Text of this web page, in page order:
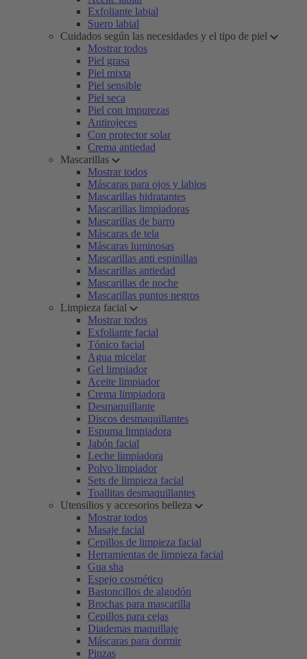
Exfoliante labial
Suero labial
Cuidados según las necesidades y el tipo de piel
Mostrar todos
Piel grasa
Piel mixta
Piel sensible
Piel seca
Piel con impurezas
Antirojeces
Con protector solar
Crema antiedad
Mascarillas
Mostrar todos
Máscaras para ojos y labios
Mascarillas hidratantes
Mascarillas limpiadoras
Mascarillas de barro
Máscaras de tela
Máscaras luminosas
Mascarillas anti espinillas
Mascarillas antiedad
Mascarillas de noche
Mascarillas puntos negros
Limpieza facial
Mostrar todos
Exfoliante facial
Tónico facial
Agua micelar
Gel limpiador
Aceite limpiador
Crema limpiadora
Desmaquillante
Discos desmaquillantes
Espuma limpiadora
Jabón facial
Leche limpiadora
Polvo limpiador
Sets de limpieza facial
Toallitas desmaquillantes
Utensilios y accesorios belleza
Mostrar todos
Masaje facial
Cepillos de limpieza facial
Herramientas de limpieza facial
Gua sha
Espejo cosmético
Bastoncillos de algodón
Brochas para mascarilla
Cepillos para cejas
Diademas maquillaje
Máscaras para dormir
Pinzas